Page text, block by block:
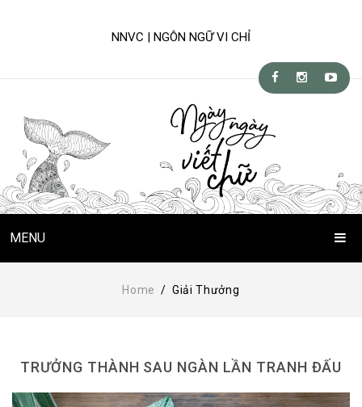
NNVC | NGÔN NGỮ VI CHỈ
MENU
Home / Giải Thưởng
TRƯỞNG THÀNH SAU NGÀN LẦN TRANH ĐẤU